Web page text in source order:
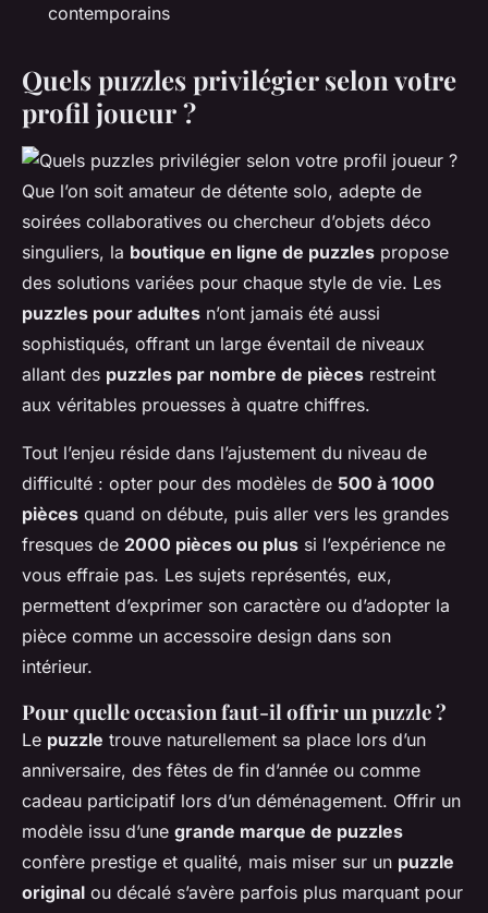
contemporains
Quels puzzles privilégier selon votre
profil joueur ?
Que l’on soit amateur de détente solo, adepte de
soirées collaboratives ou chercheur d’objets déco
singuliers, la boutique en ligne de puzzles propose
des solutions variées pour chaque style de vie. Les
puzzles pour adultes n’ont jamais été aussi
sophistiqués, offrant un large éventail de niveaux
allant des puzzles par nombre de pièces restreint
aux véritables prouesses à quatre chiffres.
Tout l’enjeu réside dans l’ajustement du niveau de
difficulté : opter pour des modèles de 500 à 1000
pièces quand on débute, puis aller vers les grandes
fresques de 2000 pièces ou plus si l’expérience ne
vous effraie pas. Les sujets représentés, eux,
permettent d’exprimer son caractère ou d’adopter la
pièce comme un accessoire design dans son
intérieur.
Pour quelle occasion faut-il offrir un puzzle ?
Le puzzle trouve naturellement sa place lors d’un
anniversaire, des fêtes de fin d’année ou comme
cadeau participatif lors d’un déménagement. Offrir un
modèle issu d’une grande marque de puzzles
confère prestige et qualité, mais miser sur un puzzle
original ou décalé s’avère parfois plus marquant pour